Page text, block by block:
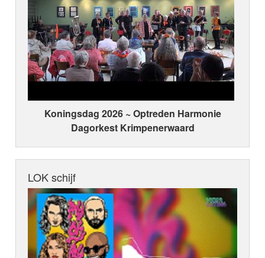
Koningsdag 2026 ~ Optreden Harmonie
Dagorkest Krimpenerwaard
LOK schijf